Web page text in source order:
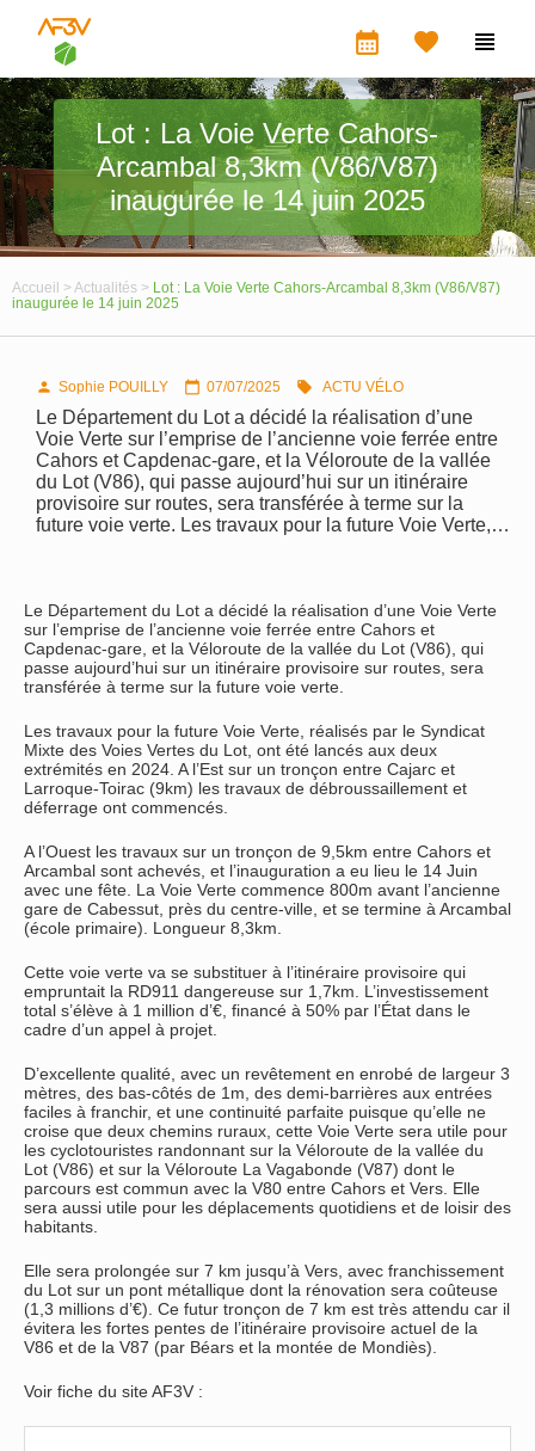
calendar_month  
Lot : La Voie Verte Cahors-
Arcambal 8,3km (V86/V87)
inaugurée le 14 juin 2025
Accueil > Actualités > Lot : La Voie Verte Cahors-Arcambal 8,3km (V86/V87)
inaugurée le 14 juin 2025
 Sophie POUILLY  07/07/2025  ACTU VÉLO
Le Département du Lot a décidé la réalisation d’une
Voie Verte sur l’emprise de l’ancienne voie ferrée entre
Cahors et Capdenac-gare, et la Véloroute de la vallée
du Lot (V86), qui passe aujourd’hui sur un itinéraire
provisoire sur routes, sera transférée à terme sur la
future voie verte. Les travaux pour la future Voie Verte,…
Le Département du Lot a décidé la réalisation d’une Voie Verte
sur l’emprise de l’ancienne voie ferrée entre Cahors et
Capdenac-gare, et la Véloroute de la vallée du Lot (V86), qui
passe aujourd’hui sur un itinéraire provisoire sur routes, sera
transférée à terme sur la future voie verte.
Les travaux pour la future Voie Verte, réalisés par le Syndicat
Mixte des Voies Vertes du Lot, ont été lancés aux deux
extrémités en 2024. A l’Est sur un tronçon entre Cajarc et
Larroque-Toirac (9km) les travaux de débroussaillement et
déferrage ont commencés.
A l’Ouest les travaux sur un tronçon de 9,5km entre Cahors et
Arcambal sont achevés, et l’inauguration a eu lieu le 14 Juin
avec une fête. La Voie Verte commence 800m avant l’ancienne
gare de Cabessut, près du centre-ville, et se termine à Arcambal
(école primaire). Longueur 8,3km.
Cette voie verte va se substituer à l’itinéraire provisoire qui
empruntait la RD911 dangereuse sur 1,7km. L’investissement
total s’élève à 1 million d’€, financé à 50% par l’État dans le
cadre d’un appel à projet.
D’excellente qualité, avec un revêtement en enrobé de largeur 3
mètres, des bas-côtés de 1m, des demi-barrières aux entrées
faciles à franchir, et une continuité parfaite puisque qu’elle ne
croise que deux chemins ruraux, cette Voie Verte sera utile pour
les cyclotouristes randonnant sur la Véloroute de la vallée du
Lot (V86) et sur la Véloroute La Vagabonde (V87) dont le
parcours est commun avec la V80 entre Cahors et Vers. Elle
sera aussi utile pour les déplacements quotidiens et de loisir des
habitants.
Elle sera prolongée sur 7 km jusqu’à Vers, avec franchissement
du Lot sur un pont métallique dont la rénovation sera coûteuse
(1,3 millions d’€). Ce futur tronçon de 7 km est très attendu car il
évitera les fortes pentes de l’itinéraire provisoire actuel de la
V86 et de la V87 (par Béars et la montée de Mondiès).
Voir fiche du site AF3V :